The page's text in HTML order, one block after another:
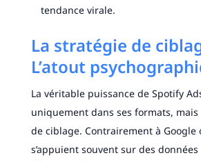
tendance virale.
La stratégie de
L’atout
La véritable puissance de Spotify
uniquement dans ses formats, mais
de ciblage. Contrairement à Google
s’appuient souvent sur des données